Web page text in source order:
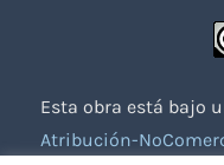
Esta obra está bajo
Atribución-